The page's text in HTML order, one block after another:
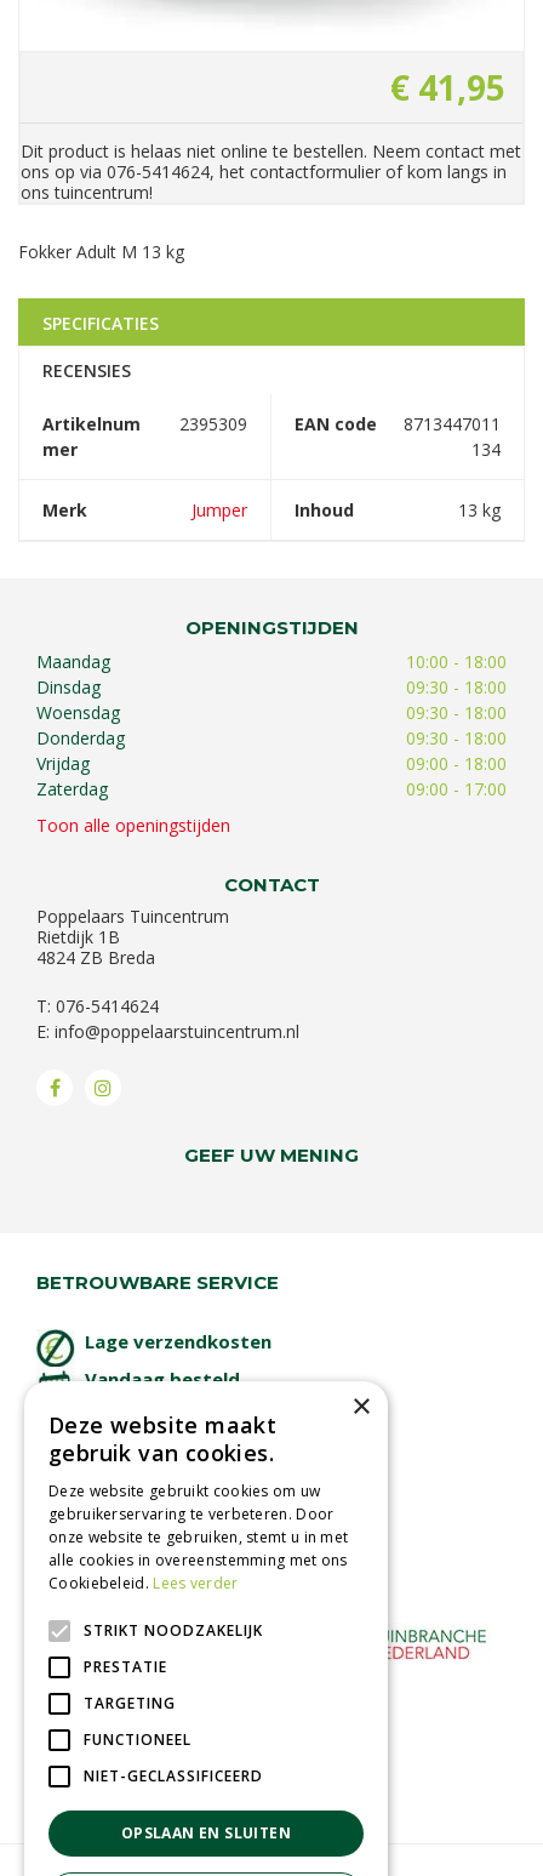
€ 41,95
Dit product is helaas niet online te bestellen. Neem contact met
ons op via 076-5414624, het contactformulier of kom langs in
ons tuincentrum!
Fokker Adult M 13 kg
SPECIFICATIES
RECENSIES
Artikelnum
mer
2395309 EAN code
8713447011
134
Merk Jumper Inhoud 13 kg
OPENINGSTIJDEN
Maandag
10:00 - 18:00
Dinsdag
09:30 - 18:00
Woensdag
09:30 - 18:00
Donderdag
09:30 - 18:00
Vrijdag
09:00 - 18:00
Zaterdag
09:00 - 17:00
Toon alle openingstijden
CONTACT
Poppelaars Tuincentrum
Rietdijk 1B
4824 ZB Breda
T: 076-5414624
E: info@poppelaarstuincentrum.nl
GEEF UW MENING
BETROUWBARE SERVICE
Lage verzendkosten
Vandaag besteld
Afhalen in tuincentrum
Betaal veilig
met iDeal - Wero
×
Deze website maakt
gebruik van cookies.
Deze website gebruikt cookies om uw
gebruikerservaring te verbeteren. Door
onze website te gebruiken, stemt u in met
alle cookies in overeenstemming met ons
Cookiebeleid. Lees verder
STRIKT NOODZAKELIJK
PRESTATIE
TARGETING
FUNCTIONEEL
NIET-GECLASSIFICEERD
OPSLAAN EN SLUITEN